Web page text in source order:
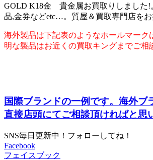
GOLD K18金 貴金属お買取りしました!
品,金券などetc…。質屋＆買取専門店をお
海外製品は下記表のようなホールマーク
明な製品はお近くの買取キングまでご相
国際ブランドの一例です。海外ブ
直接店頭にてご相談頂ければと思
SNS毎日更新中！フォローしてね！
Facebook
フェイスブック